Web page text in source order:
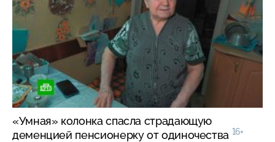
«Умная» колонка спасла страдающую
деменцией пенсионерку от одиночества 16+